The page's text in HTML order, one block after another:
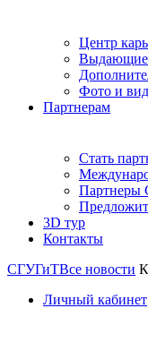
Центр
Фото и
Партнерам
Стать
Партнеры
3D тур
Контакты
СГУГиТВсе новости
Личный кабинет